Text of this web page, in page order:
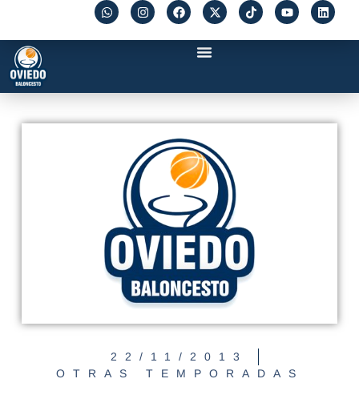
22/11/2013
OTRAS TEMPORADAS